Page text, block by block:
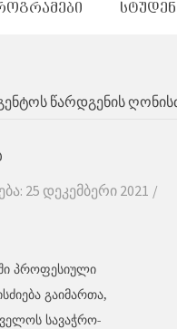
წარდგენის
25 დეკემბერი 2021
პროფესიული
გაიმართა,
სავაჭრო-